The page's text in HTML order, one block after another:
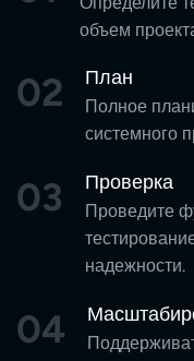
объем
02 План
Полное
системного
03 Проверка
Проведите
надежности.
04